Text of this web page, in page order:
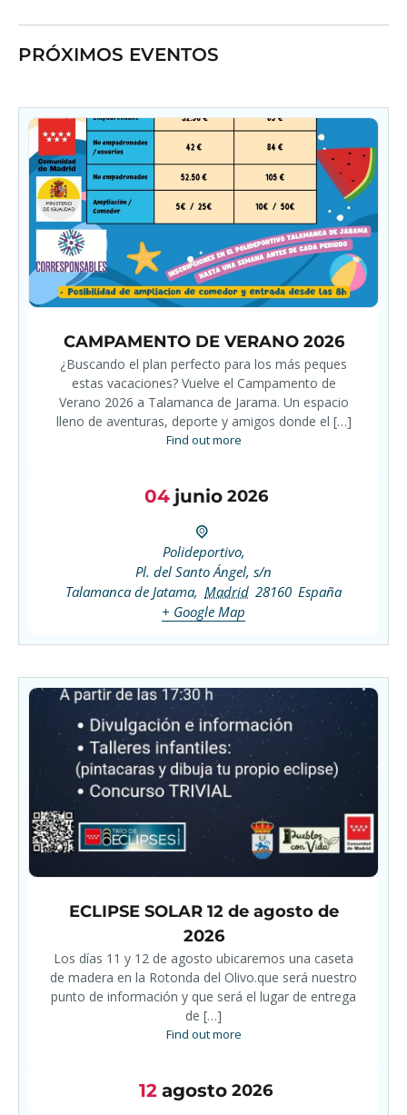
PRÓXIMOS EVENTOS
CAMPAMENTO DE VERANO 2026
¿Buscando el plan perfecto para los más peques
estas vacaciones? Vuelve el Campamento de
Verano 2026 a Talamanca de Jarama. Un espacio
lleno de aventuras, deporte y amigos donde el […]
Find out more
04 junio 2026
Polideportivo,
Pl. del Santo Ángel, s/n
Talamanca de Jatama, Madrid 28160 España
+ Google Map
ECLIPSE SOLAR 12 de agosto de
2026
Los días 11 y 12 de agosto ubicaremos una caseta
de madera en la Rotonda del Olivo.que será nuestro
punto de información y que será el lugar de entrega
de […]
Find out more
12 agosto 2026